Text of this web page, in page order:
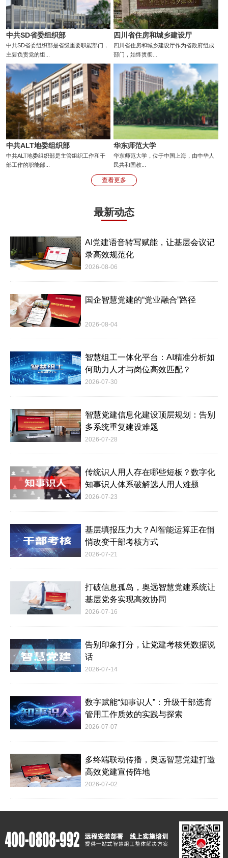
中共SD省委组织部
中共SD省委组织部是省级重要职能部门，
主要负责党的组...
四川省住房和城乡建设厅
四川省住房和城乡建设厅作为省政府组成
部门，始终贯彻...
中共ALT地委组织部
中共ALT地委组织部是主管组织工作和干
部工作的职能部...
华东师范大学
华东师范大学，位于中国上海，由中华人
民共和国教...
查看更多
最新动态
AI党建语音转写赋能，让基层会议记
录高效规范化
2026-08-06
国企智慧党建的“党业融合”路径
2026-08-04
智慧组工一体化平台：AI精准分析如
何助力人才与岗位高效匹配？
2026-07-30
智慧党建信息化建设顶层规划：告别
多系统重复建设难题
2026-07-28
传统识人用人存在哪些短板？数字化
知事识人体系破解选人用人难题
2026-07-23
基层填报压力大？AI智能运算正在悄
悄改变干部考核方式
2026-07-21
打破信息孤岛，奥远智慧党建系统让
基层党务实现高效协同
2026-07-16
告别印象打分，让党建考核凭数据说
话
2026-07-14
数字赋能“知事识人”：升级干部选育
管用工作质效的实践与探索
2026-07-07
多终端联动传播，奥远智慧党建打造
高效党建宣传阵地
2026-07-02